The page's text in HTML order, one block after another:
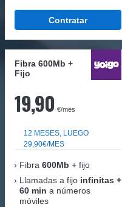
Contratar
Fibra 600Mb +
Fijo
19,90 €/mes
12 MESES, LUEGO
29,90€/MES
Fibra 600Mb + fijo
Llamadas a fijo infinitas +
60 min a números
móviles